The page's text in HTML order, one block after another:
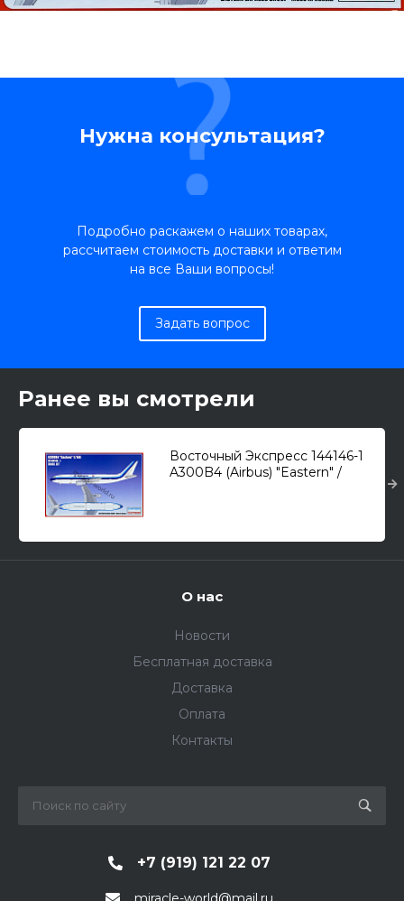
Нужна консультация?
Подробно раскажем о наших товарах,
рассчитаем стоимость доставки и ответим
на все Ваши вопросы!
Задать вопрос
Ранее вы смотрели
Восточный Экспресс 144146-1
A300B4 (Airbus) "Eastern" /
О нас
Новости
Бесплатная доставка
Доставка
Оплата
Контакты
+7 (919) 121 22 07